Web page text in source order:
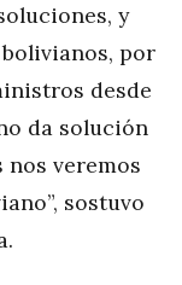
y
por
desde
da solución
veremos
sostuvo